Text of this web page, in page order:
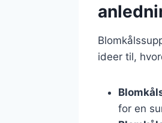
ideer til,
for en